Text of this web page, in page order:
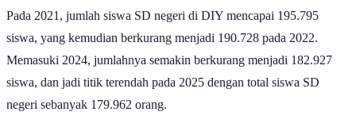
Pada 2021, jumlah siswa SD negeri di DIY mencapai 195.795
siswa, yang kemudian berkurang menjadi 190.728 pada 2022.
Memasuki 2024, jumlahnya semakin berkurang menjadi 182.927
siswa, dan jadi titik terendah pada 2025 dengan total siswa SD
negeri sebanyak 179.962 orang.